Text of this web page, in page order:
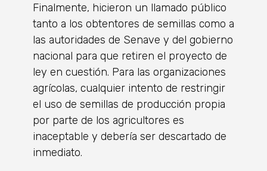
Finalmente, hicieron un llamado público
tanto a los obtentores de semillas como a
las autoridades de Senave y del gobierno
nacional para que retiren el proyecto de
ley en cuestión. Para las organizaciones
agrícolas, cualquier intento de restringir
el uso de semillas de producción propia
por parte de los agricultores es
inaceptable y debería ser descartado de
inmediato.